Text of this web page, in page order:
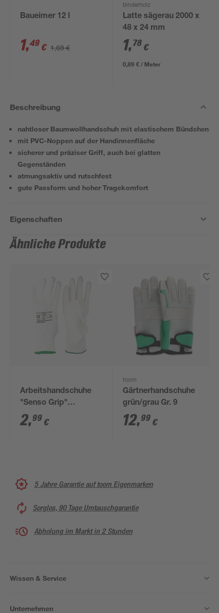
Baueimer 12 l
1,49 € 1,69 €
binderholz
Latte sägerau 2000 x
48 x 24 mm
1,78 €
0,89 € / Meter
Beschreibung
nahtloser Baumwollhandschuh mit elastischem Bündchen
mit PVC-Noppen auf der Handinnenfläche
sicherer und präziser Griff, auch bei glatten
Gegenständen
atmungsaktiv und rutschfest
gute Passform und hoher Tragekomfort
Eigenschaften
Ähnliche Produkte
Arbeitshandschuhe
"Senso Grip"
Polyurethan weiß Gr.
8
2,99 €
toom
Gärtnerhandschuhe
grün/grau Gr. 9
12,99 €
5 Jahre Garantie auf toom Eigenmarken
Sorglos, 90 Tage Umtauschgarantie
Abholung im Markt in 2 Stunden
Wissen & Service
Unternehmen